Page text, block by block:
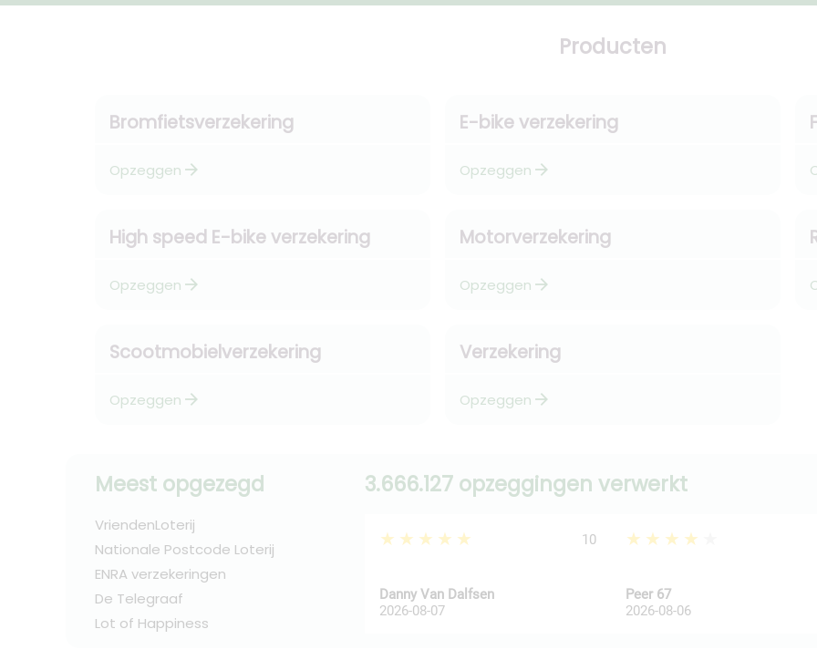
Producten
Bromfietsverzekering
Opzeggen arrow_forward
E-bike verzekering
Opzeggen arrow_forward
High speed E-bike verzekering
Opzeggen arrow_forward
Motorverzekering
Opzeggen arrow_forward
Scootmobielverzekering
Opzeggen arrow_forward
Verzekering
Opzeggen arrow_forward
Meest opgezegd
VriendenLoterij
Nationale Postcode Loterij
ENRA verzekeringen
De Telegraaf
Lot of Happiness
3.666.127 opzeggingen verwerkt
★★★★★ 10
Danny Van Dalfsen
2026-08-07
★★★★★
Peer 67
2026-08-06